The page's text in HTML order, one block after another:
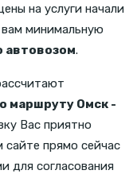
на услуги начали
минимальную
автовозом.
маршруту Омск -
Вас приятно
сайте прямо сейчас
для согласования